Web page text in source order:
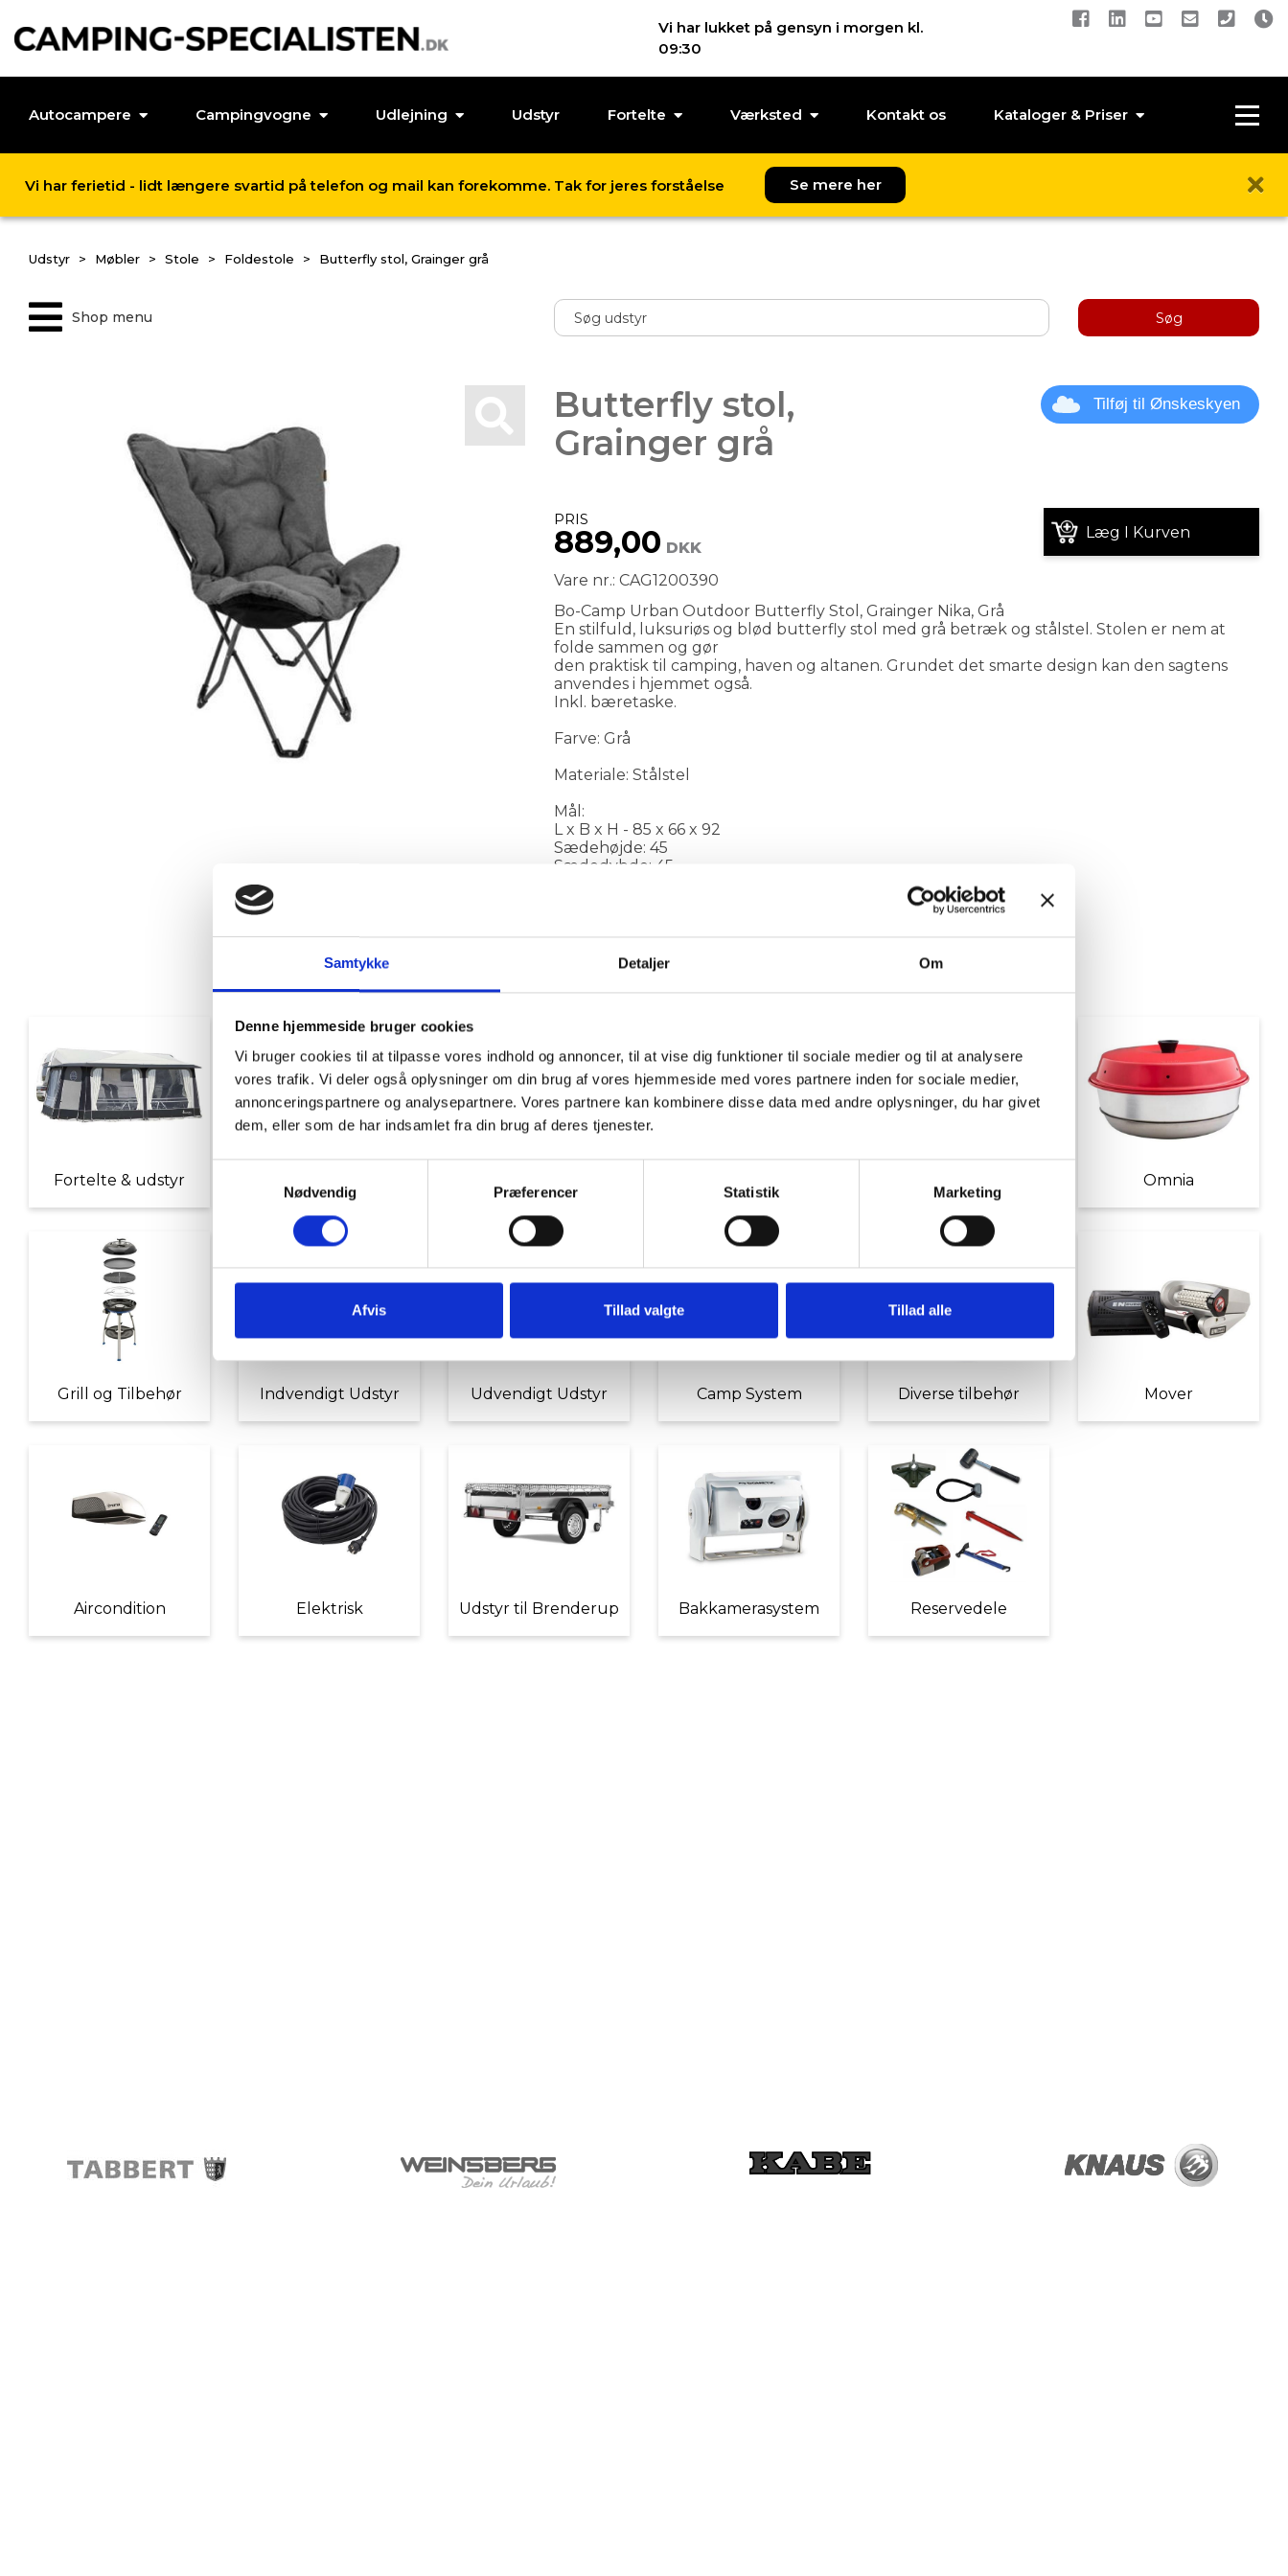
Samtykke Detaljer Om
Denne hjemmeside bruger cookies
Vi bruger cookies til at tilpasse vores indhold og annoncer, til at vise dig funktioner til sociale medier og til at analysere
vores trafik. Vi deler også oplysninger om din brug af vores hjemmeside med vores partnere inden for sociale medier,
annonceringspartnere og analysepartnere. Vores partnere kan kombinere disse data med andre oplysninger, du har givet
dem, eller som de har indsamlet fra din brug af deres tjenester.
Nødvendig
Præferencer Statistik Marketing
Afvis Tillad valgte Tillad alle
Vi har lukket på gensyn i morgen kl.
09:30
Autocampere Campingvogne Udlejning Udstyr Fortelte Værksted Kontakt os Kataloger & Priser
Vi har ferietid - lidt længere svartid på telefon og mail kan forekomme. Tak for jeres forståelse Se mere her
Udstyr Møbler Stole Foldestole Butterfly stol, Grainger grå
Shop menu Søg
Butterfly stol,
Grainger grå
Tilføj til Ønskeskyen
PRIS
889,00 DKK
Læg I Kurven
Vare nr.: CAG1200390
Bo-Camp Urban Outdoor Butterfly Stol, Grainger Nika, Grå
En stilfuld, luksuriøs og blød butterfly stol med grå betræk og stålstel. Stolen er nem at
folde sammen og gør
den praktisk til camping, haven og altanen. Grundet det smarte design kan den sagtens
anvendes i hjemmet også.
Inkl. bæretaske.
Farve: Grå
Materiale: Stålstel
Mål:
L x B x H - 85 x 66 x 92
Sædehøjde: 45
Sædedybde: 45
Fortelte & udstyr Omnia
Grill og Tilbehør Indvendigt Udstyr Udvendigt Udstyr Camp System Diverse tilbehør Mover
Aircondition Elektrisk Udstyr til Brenderup Bakkamerasystem Reservedele